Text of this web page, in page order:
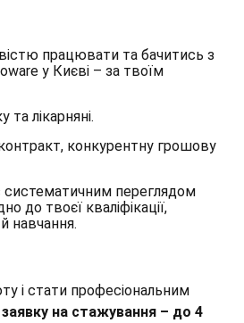
працювати та бачитись з
у Києві – за твоїм
та лікарняні.
конкурентну грошову
систематичним переглядом
до твоєї кваліфікації,
навчання.
і стати професіональним
на стажування – до 4